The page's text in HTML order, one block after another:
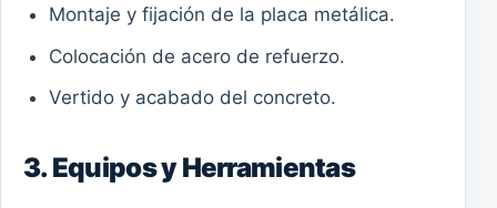
Montaje y fijación de la placa metálica.
Colocación de acero de refuerzo.
Vertido y acabado del concreto.
3. Equipos y Herramientas